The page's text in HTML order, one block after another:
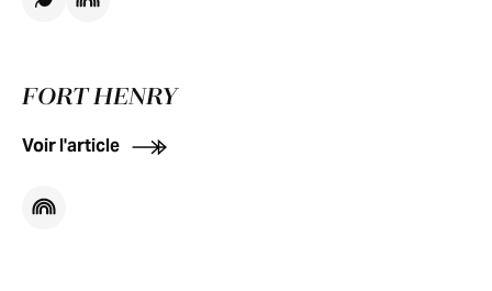
FORT HENRY
Voir l'article